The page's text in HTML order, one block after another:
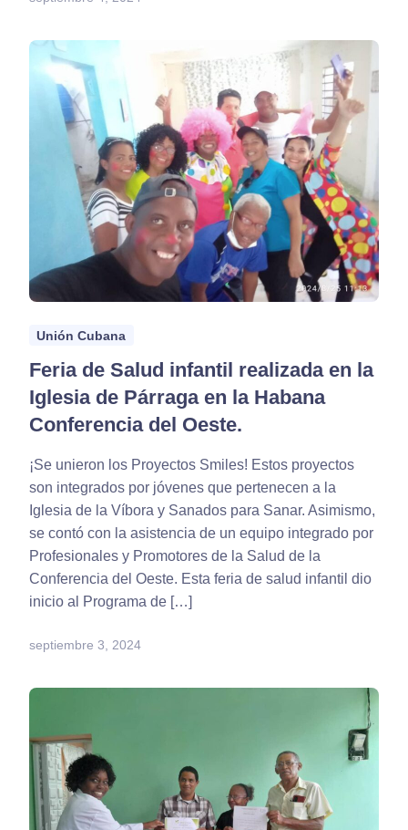
Unión Cubana
Feria de Salud infantil realizada en la
Iglesia de Párraga en la Habana
Conferencia del Oeste.
¡Se unieron los Proyectos Smiles! Estos proyectos
son integrados por jóvenes que pertenecen a la
Iglesia de la Víbora y Sanados para Sanar. Asimismo,
se contó con la asistencia de un equipo integrado por
Profesionales y Promotores de la Salud de la
Conferencia del Oeste. Esta feria de salud infantil dio
inicio al Programa de […]
septiembre 3, 2024